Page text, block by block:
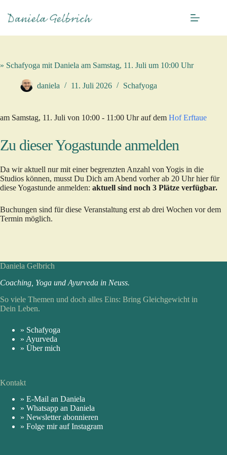
Inhalt
springen
» Schafyoga mit Daniela am Samstag, 11. Juli um 10:00 Uhr
daniela 11. Juli 2026 Schafyoga
am Samstag, 11. Juli von 10:00 - 11:00 Uhr auf dem Hof Erftaue
Zu dieser Yogastunde anmelden
Da wir aktuell nur mit einer begrenzten Anzahl von Yogis in die
Studios können, musst Du Dich am Abend vorher ab 20 Uhr hier für
diese Yogastunde anmelden: aktuell sind noch 3 Plätze verfügbar.
Buchungen sind für diese Veranstaltung erst ab drei Wochen vor dem
Termin möglich.
Daniela Gelbrich
Coaching, Yoga und Ayur­veda in Neuss.
So viele Themen und doch alles Eins: Bring Gleich­gewicht in
Dein Leben.
» Schafyoga
» Ayurveda
» Über mich
Kontakt
» E-Mail an Daniela
» Whatsapp an Daniela
» Newsletter abonnieren
» Folge mir auf Instagram